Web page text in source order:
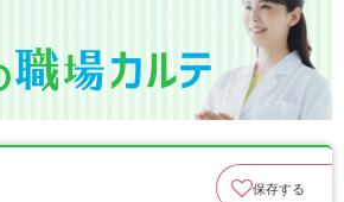
保存する